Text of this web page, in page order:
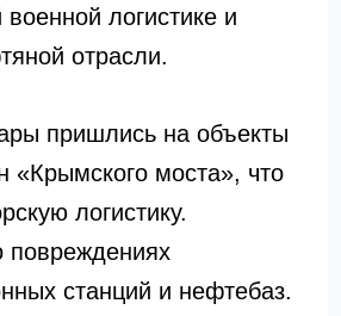
военной логистике и
отрасли.
пришлись на объекты
«Крымского моста», что
логистику.
станций и нефтебаз.